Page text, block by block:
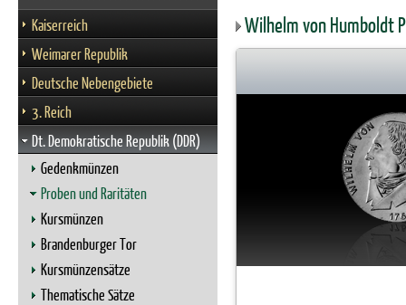
Kaiserreich
Weimarer Republik
Deutsche Nebengebiete
3. Reich
Dt. Demokratische Republik (DDR)
Gedenkmünzen
Proben und Raritäten
Kursmünzen
Brandenburger Tor
Kursmünzensätze
Thematische Sätze
Wilhelm von Humboldt